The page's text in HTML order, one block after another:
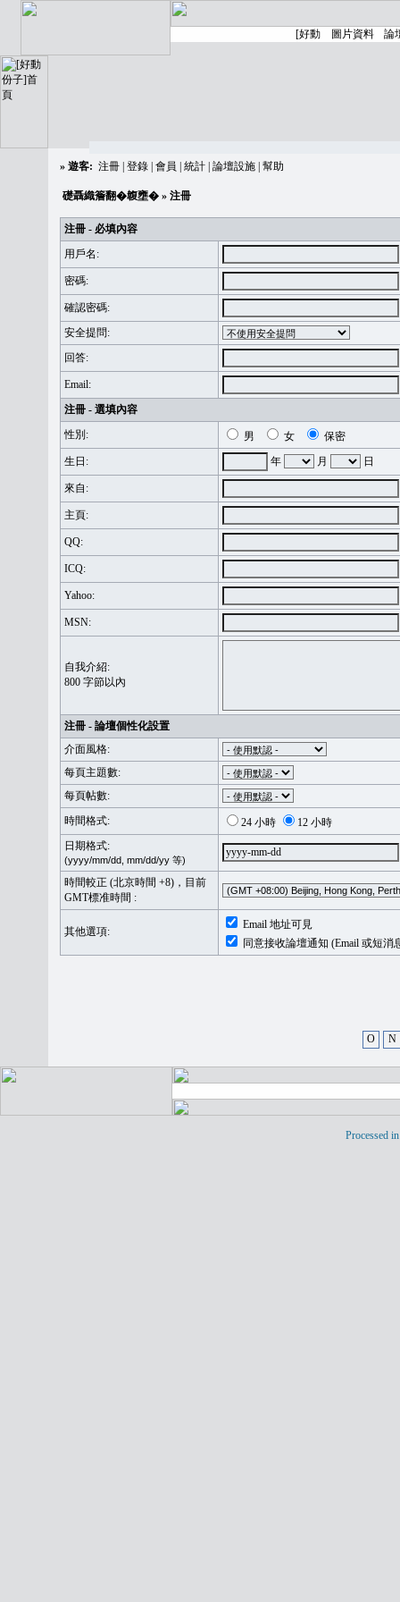
» 遊客: 注冊 登錄 會員 統計 論壇設施 幫助
礎聶織簷翻�䪖壅� » 注冊
注冊 - 必填內容
用戶名:
密碼:
確認密碼:
安全提問:
回答:
Email:
注冊 - 選填內容
性別:
男 女
保密
生日:
年 月 日
來自:
主頁:
QQ:
ICQ:
Yahoo:
MSN:
自我介紹:
800 字節以內
注冊 - 論壇個性化設置
介面風格:
每頁主題數:
每頁帖數:
時間格式:
24 小時
12 小時
日期格式:
(yyyy/mm/dd, mm/dd/yy 等)
時間較正 (北京時間 +8)，目前
GMT標准時間 :
其他選項:
Email 地址可見
同意接收論壇通知 (Email 或短消
O N
Processed